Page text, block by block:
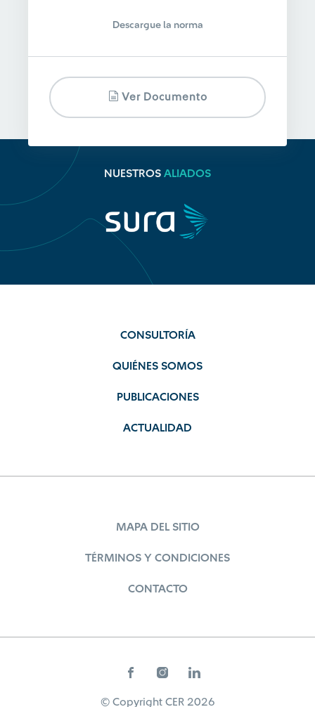
Descargue la norma
Ver Documento
NUESTROS ALIADOS
CONSULTORÍA
QUIÉNES SOMOS
PUBLICACIONES
ACTUALIDAD
MAPA DEL SITIO
TÉRMINOS Y CONDICIONES
CONTACTO
© Copyright CER 2026